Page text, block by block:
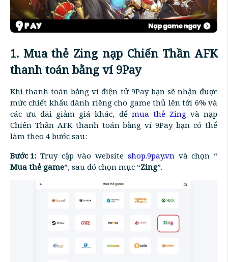
1. Mua thẻ Zing nạp Chiến Thần AFK
thanh toán bằng ví 9Pay
Khi thanh toán bằng ví điện tử 9Pay bạn sẽ nhận được
mức chiết khấu dành riêng cho game thủ lên tới 6% và
các ưu đãi giảm giá khác, để mua thẻ Zing và nạp
Chiến Thần AFK thanh toán bằng ví 9Pay bạn có thể
làm theo 4 bước sau:
Bước 1: Truy cập vào website shop.9pay.vn và chọn “
Mua thẻ game”, sau đó chọn mục “Zing”.